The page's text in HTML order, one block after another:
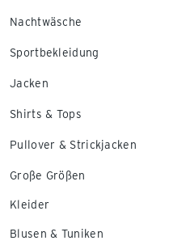
Nachtwäsche
Sportbekleidung
Jacken
Shirts & Tops
Pullover & Strickjacken
Große Größen
Kleider
Blusen & Tuniken